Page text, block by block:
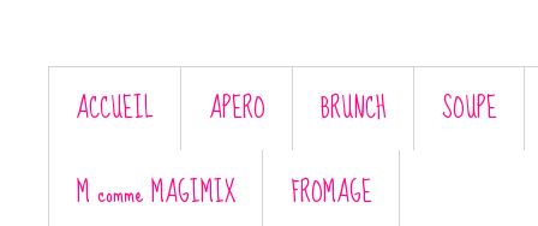
ACCUEIL APERO BRUNCH
SOUPE
M comme MAGIMIX
FROMAGE